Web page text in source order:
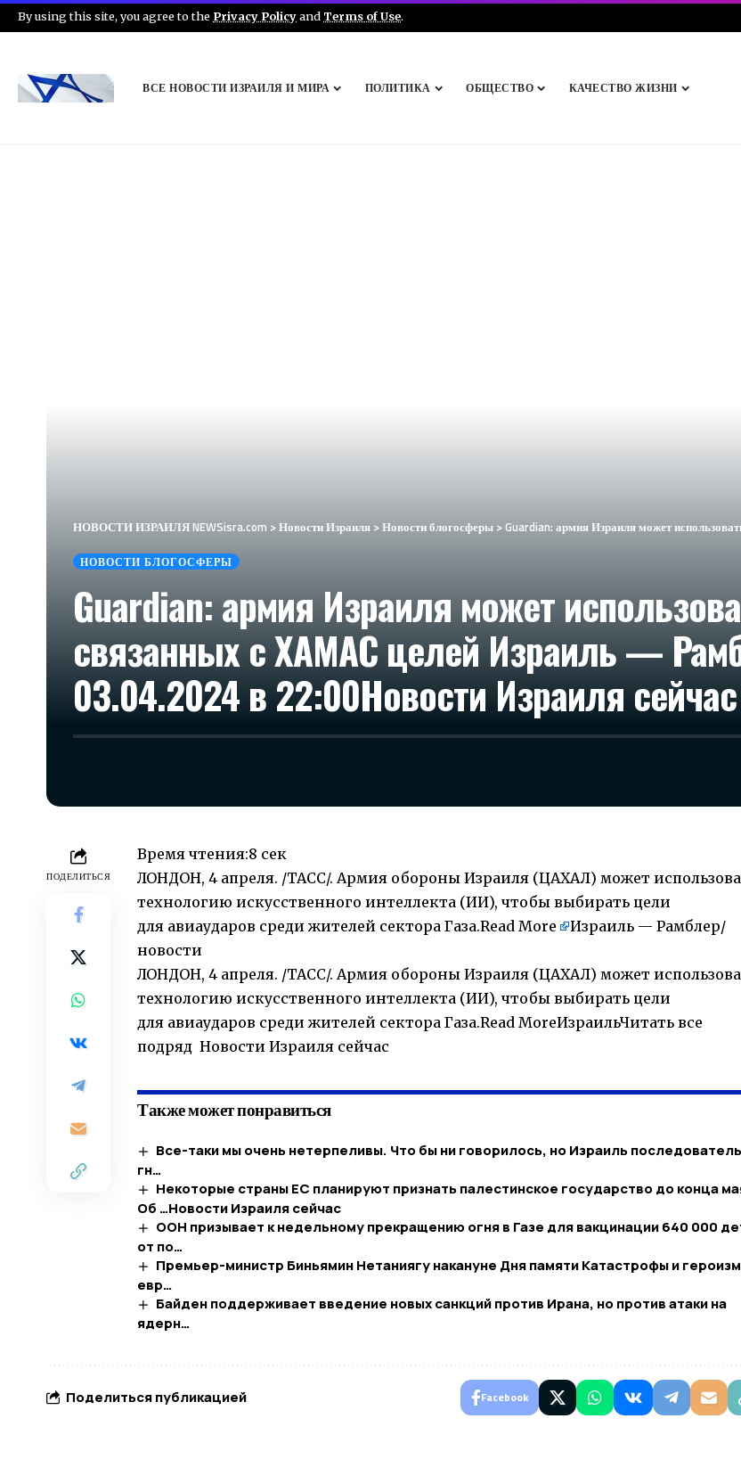
By using this site, you agree to the Privacy Policyand Terms of Use.
ВСЕ НОВОСТИ ИЗРАИЛЯ И МИРА ПОЛИТИКА ОБЩЕСТВО КАЧЕСТВО ЖИЗНИ
НОВОСТИ ИЗРАИЛЯ NEWSisra.com >Новости Израиля >Новости блогосферы >Guardian: армия Израиля может использовать ИИ для отбора
НОВОСТИ БЛОГОСФЕРЫ
Guardian: армия Израиля может
связанных с ХАМАС целей Израиль —
03.04.2024 в 22:00​Новости Израиля сейчас
ПОДЕЛИТЬСЯ
Время чтения:8 сек
ЛОНДОН, 4 апреля. /ТАСС/. Армия обороны Израиля (ЦАХАЛ) может
технологию искусственного интеллекта (ИИ), чтобы выбирать цели
для авиаударов среди жителей сектора Газа.Read More
Израиль — Рамблер/
новости
ЛОНДОН, 4 апреля. /ТАСС/. Армия обороны Израиля (ЦАХАЛ) может
технологию искусственного интеллекта (ИИ), чтобы выбирать цели
для авиаударов среди жителей сектора Газа.Read MoreИзраильЧитать все
подряд Новости Израиля сейчас
Также может понравиться
Все-таки мы очень нетерпеливы. Что бы ни говорилось, но Израиль
гн…
Некоторые страны ЕС планируют признать палестинское государство до конца
Об …​Новости Израиля сейчас
ООН призывает к недельному прекращению огня в Газе для вакцинации 640 000
от по…
Премьер-министр Биньямин Нетаниягу накануне Дня памяти Катастрофы и
евр…
Байден поддерживает введение новых санкций против Ирана, но против атаки на
ядерн…
Поделиться публикацией Facebook